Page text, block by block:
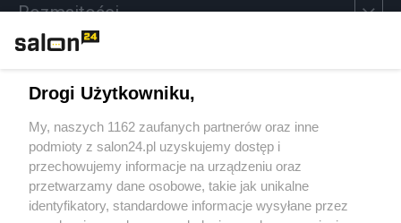
Rozmaitości
Sport
Społeczeństwo
Kultura
Drogi Użytkowniku,
My, naszych 1162 zaufanych partnerów oraz inne
podmioty z salon24.pl uzyskujemy dostęp i
przechowujemy informacje na urządzeniu oraz
przetwarzamy dane osobowe, takie jak unikalne
identyfikatory, standardowe informacje wysyłane przez